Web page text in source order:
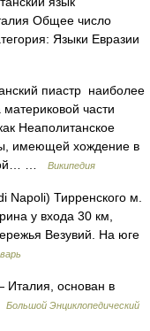
Общее число
Языки Евразии
пиастр наиболее
части
Неаполитанское
имеющей хождение в
…
Википедия
Napoli) Тирренского м.
у входа 30 км,
Везувий. На юге
Италия, основан в
Большой Энциклопедический